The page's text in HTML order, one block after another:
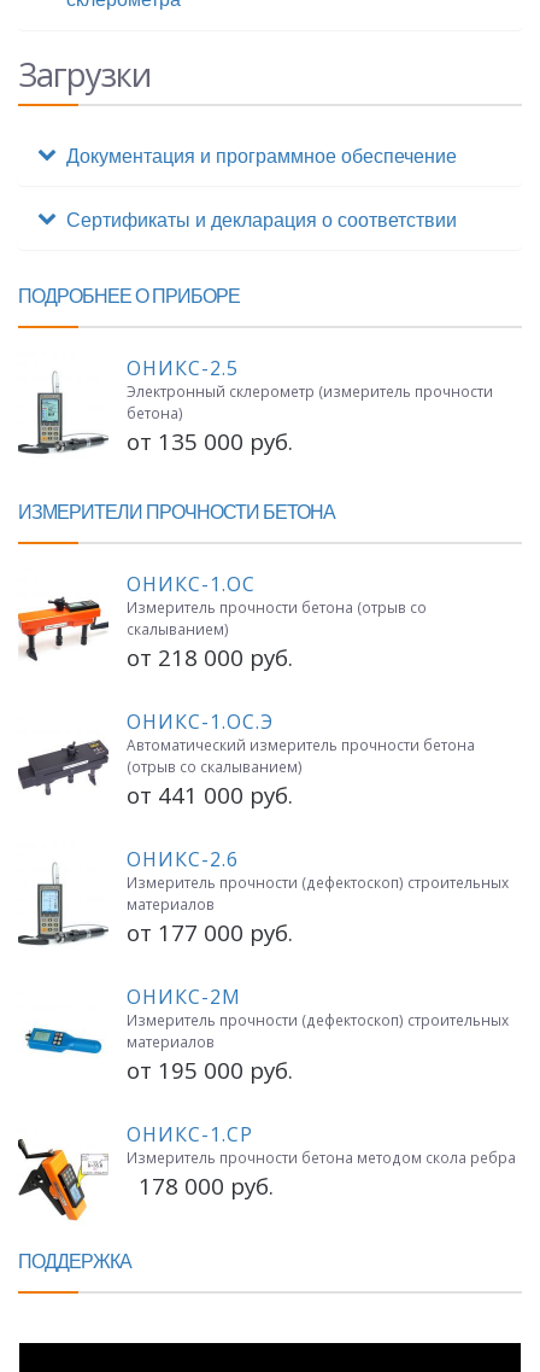
Загрузки
Документация и программное обеспечение
Сертификаты и декларация о соответствии
ПОДРОБНЕЕ О ПРИБОРЕ
ОНИКС-2.5
Электронный склерометр (измеритель прочности
бетона)
от 135 000 руб.
ИЗМЕРИТЕЛИ ПРОЧНОСТИ БЕТОНА
ОНИКС-1.ОС
Измеритель прочности бетона (отрыв со
скалыванием)
от 218 000 руб.
ОНИКС-1.ОС.Э
Автоматический измеритель прочности бетона
(отрыв со скалыванием)
от 441 000 руб.
ОНИКС-2.6
Измеритель прочности (дефектоскоп) строительных
материалов
от 177 000 руб.
ОНИКС-2М
Измеритель прочности (дефектоскоп) строительных
материалов
от 195 000 руб.
ОНИКС-1.СР
Измеритель прочности бетона методом скола ребра
178 000 руб.
ПОДДЕРЖКА